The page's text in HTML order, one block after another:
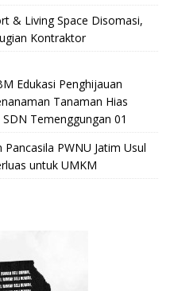
& Living Space Disomasi,
Kontraktor
Edukasi Penghijauan
Tanaman Hias
Temenggungan 01
PWNU Jatim Usul
untuk UMKM